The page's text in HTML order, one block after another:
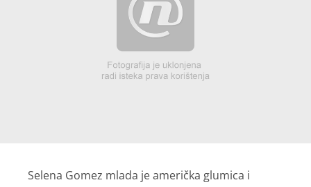
Selena Gomez mlada je američka glumica i